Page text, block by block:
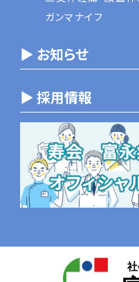
ガンマナイフ
▶ お知らせ
▶ 採用情報